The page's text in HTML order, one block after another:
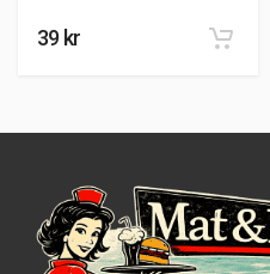
39kr